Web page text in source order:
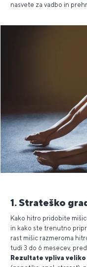
nasvete za vadbo in
1. Strateško
Kako hitro pridobite
in kako ste trenutno
rast mišic razmeroma
tudi 3 do 6 mesecev,
Rezultate vpliva